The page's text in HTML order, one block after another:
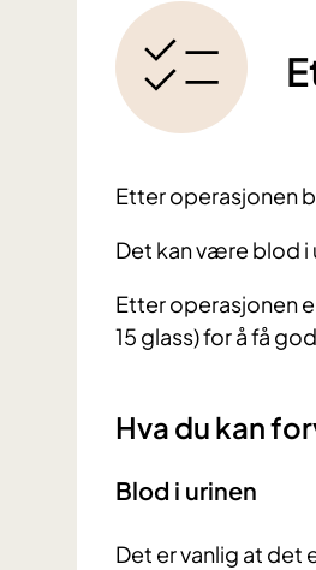
Etter operasjonen
Det kan være blod i
Etter operasjonen
15 glass) for å få
Hva du kan
Blod i urinen
Det er vanlig at det